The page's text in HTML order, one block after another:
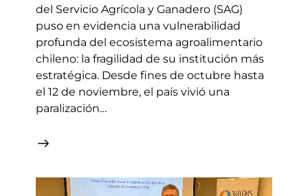
del Servicio Agrícola y Ganadero (SAG)
puso en evidencia una vulnerabilidad
profunda del ecosistema agroalimentario
chileno: la fragilidad de su institución más
estratégica. Desde fines de octubre hasta
el 12 de noviembre, el país vivió una
paralización…